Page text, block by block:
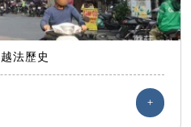
法歷史
+